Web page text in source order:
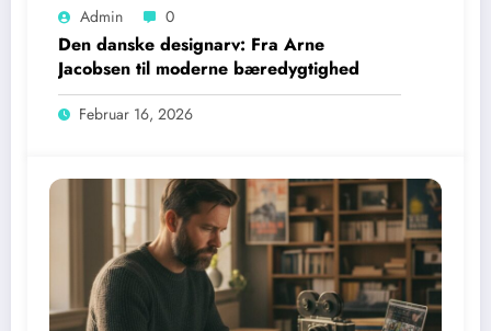
Admin 0
Den danske designarv: Fra Arne
Jacobsen til moderne bæredygtighed
Februar 16, 2026